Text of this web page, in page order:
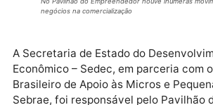
diagnóstico das Infecções